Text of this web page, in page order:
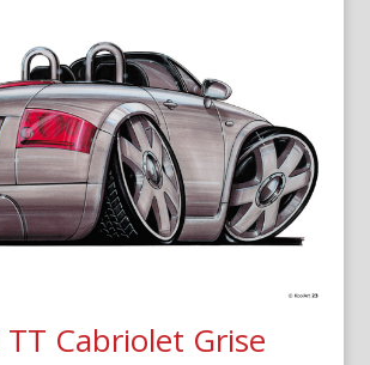
Cabriolet Grise